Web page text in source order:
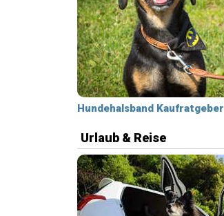
Hundehalsband Kaufratgeber
Urlaub & Reise